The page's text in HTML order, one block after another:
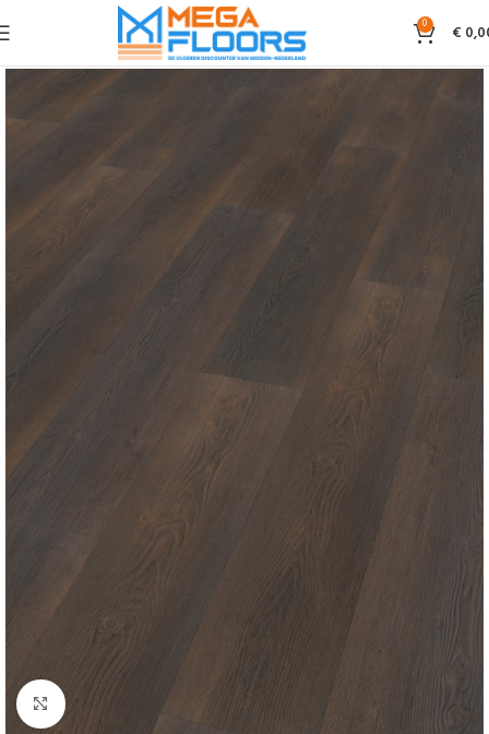
0 €
Afbeelding vergroten